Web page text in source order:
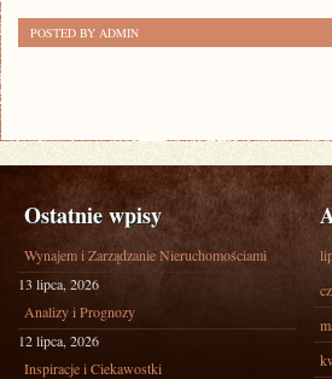
POSTED BY ADMIN
Ostatnie wpisy
Wynajem i Zarządzanie Nieruchomościami
13 lipca, 2026
Analizy i Prognozy
12 lipca, 2026
Inspiracje i Ciekawostki